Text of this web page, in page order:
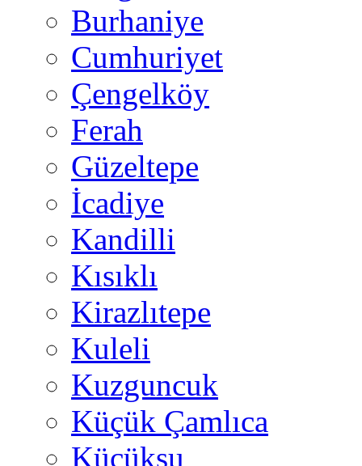
Burhaniye
Cumhuriyet
Çengelköy
Ferah
Güzeltepe
İcadiye
Kandilli
Kısıklı
Kirazlıtepe
Kuleli
Kuzguncuk
Küçük Çamlıca
Küçüksu